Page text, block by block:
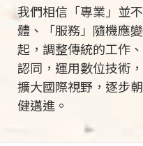
我們相信「專業」並
體、「服務」隨機應
起，調整傳統的工作
認同，運用數位技術
擴大國際視野，逐步
健邁進。